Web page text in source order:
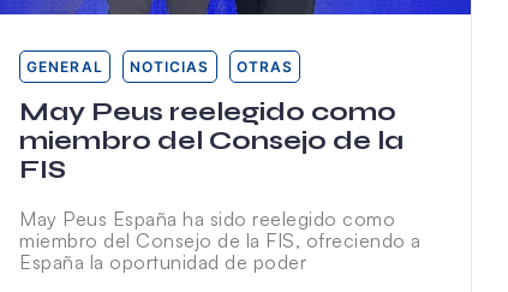
GENERAL NOTICIAS OTRAS
May Peus reelegido como
miembro del Consejo de la
FIS
May Peus España ha sido reelegido como
miembro del Consejo de la FIS, ofreciendo a
España la oportunidad de poder